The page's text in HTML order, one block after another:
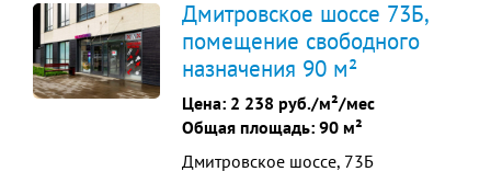
центра на Ленинградском
проспекте , отличная видимость,
рекламные возможности, хороший
пешеходный и автомобильный
трафик. В шаговой доступности от
м...
Дмитровское шоссе 73Б,
помещение свободного
назначения 90 м²
Цена: 2 238 руб./м²/мес
Общая площадь: 90 м²
Дмитровское шоссе, 73Б